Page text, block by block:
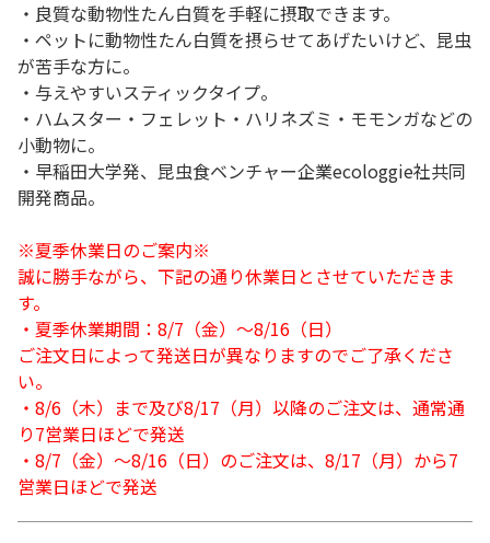
・良質な動物性たん白質を手軽に摂取できます。
・ペットに動物性たん白質を摂らせてあげたいけど、昆虫
が苦手な方に。
・与えやすいスティックタイプ。
・ハムスター・フェレット・ハリネズミ・モモンガなどの
小動物に。
・早稲田大学発、昆虫食ベンチャー企業ecologgie社共同
開発商品。
※夏季休業日のご案内※
誠に勝手ながら、下記の通り休業日とさせていただきま
す。
・夏季休業期間：8/7（金）～8/16（日）
ご注文日によって発送日が異なりますのでご了承くださ
い。
・8/6（木）まで及び8/17（月）以降のご注文は、通常通
り7営業日ほどで発送
・8/7（金）～8/16（日）のご注文は、8/17（月）から7
営業日ほどで発送